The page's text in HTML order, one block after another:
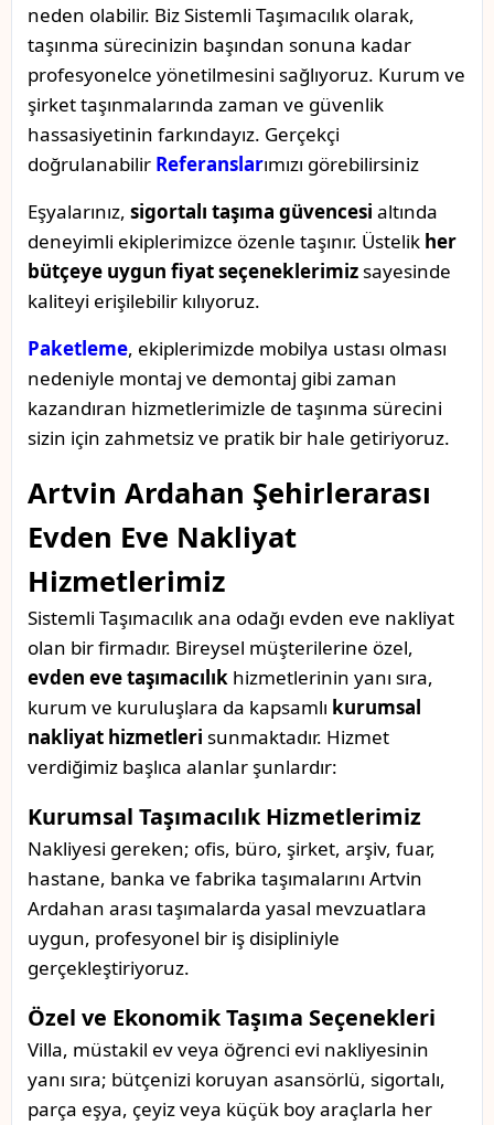
neden olabilir. Biz Sistemli Taşımacılık olarak,
taşınma sürecinizin başından sonuna kadar
profesyonelce yönetilmesini sağlıyoruz. Kurum ve
şirket taşınmalarında zaman ve güvenlik
hassasiyetinin farkındayız. Gerçekçi
doğrulanabilir Referanslarımızı görebilirsiniz
Eşyalarınız, sigortalı taşıma güvencesi altında
deneyimli ekiplerimizce özenle taşınır. Üstelik her
bütçeye uygun fiyat seçeneklerimizsayesinde
kaliteyi erişilebilir kılıyoruz.
Paketleme, ekiplerimizde mobilya ustası olması
nedeniyle montaj ve demontaj gibi zaman
kazandıran hizmetlerimizle de taşınma sürecini
sizin için zahmetsiz ve pratik bir hale getiriyoruz.
Artvin Ardahan Şehirlerarası
Evden Eve Nakliyat
Hizmetlerimiz
Sistemli Taşımacılık ana odağı evden eve nakliyat
olan bir firmadır. Bireysel müşterilerine özel,
evden eve taşımacılık hizmetlerinin yanı sıra,
kurum ve kuruluşlara da kapsamlı kurumsal
nakliyat hizmetleri sunmaktadır. Hizmet
verdiğimiz başlıca alanlar şunlardır:
Kurumsal Taşımacılık Hizmetlerimiz
Nakliyesi gereken; ofis, büro, şirket, arşiv, fuar,
hastane, banka ve fabrika taşımalarını Artvin
Ardahan arası taşımalarda yasal mevzuatlara
uygun, profesyonel bir iş disipliniyle
gerçekleştiriyoruz.
Özel ve Ekonomik Taşıma Seçenekleri
Villa, müstakil ev veya öğrenci evi nakliyesinin
yanı sıra; bütçenizi koruyan asansörlü, sigortalı,
parça eşya, çeyiz veya küçük boy araçlarla her